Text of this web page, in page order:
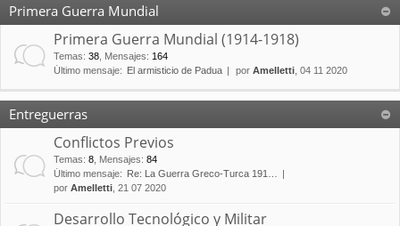
Primera Guerra Mundial
Primera Guerra Mundial (1914-1918)
Temas: 38 Mensajes: 164
Último mensaje:
El armisticio de Padua por Amelletti , 04 11 2020
Entreguerras
Conflictos Previos
Temas: 8 Mensajes: 84
Último mensaje:
Re: La Guerra Greco-Turca 191…
por Amelletti , 21 07 2020
Desarrollo Tecnológico y Militar